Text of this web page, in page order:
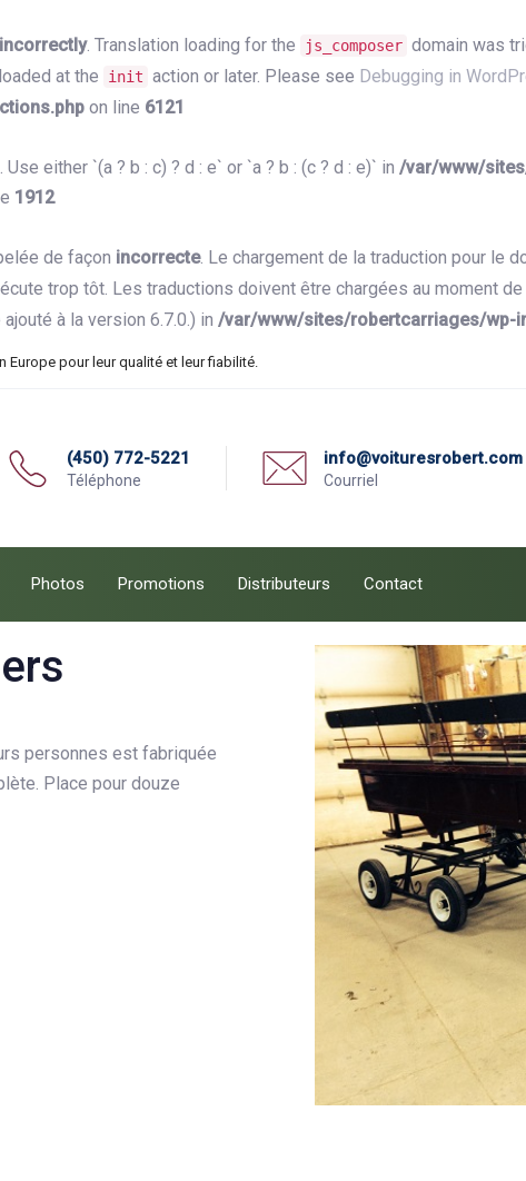
incorrectly. Translation loading for the js_composer domain was
at the
init action or later. Please see Debugging in
on line 6121
either `(a ? b : c) ? d : e` or `a ? b : (c ? d : e)` in /var/www/
1912
de façon incorrecte. Le chargement de la traduction pour le
trop tôt. Les traductions doivent être chargées au moment de
à la version 6.7.0.) in /var/www/sites/robertcarriages/wp-
pour leur qualité et leur fiabilité.
(450) 772-5221
Téléphone
info@voituresrobert.com
Courriel
Photos Promotions Distributeurs Contact
personnes est fabriquée
Place pour douze